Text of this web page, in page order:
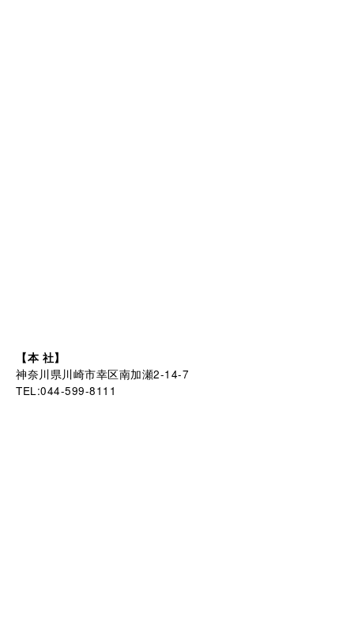
【本 社】
神奈川県川崎市幸区南加瀬2-14-7
TEL:044-599-8111